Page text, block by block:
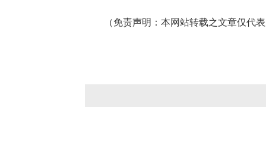
（免责声明：本网站转载之文章仅代